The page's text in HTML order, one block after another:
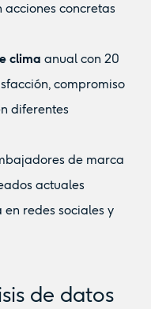
concretas
clima anual con 20
compromiso
diferentes
de marca
actuales
redes sociales y
de datos